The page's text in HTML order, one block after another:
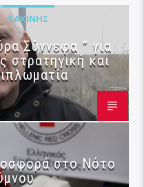
ΣΑΧΊΝΗΣ
Σύννεφα ” για
στρατηγική και
στο Νότο